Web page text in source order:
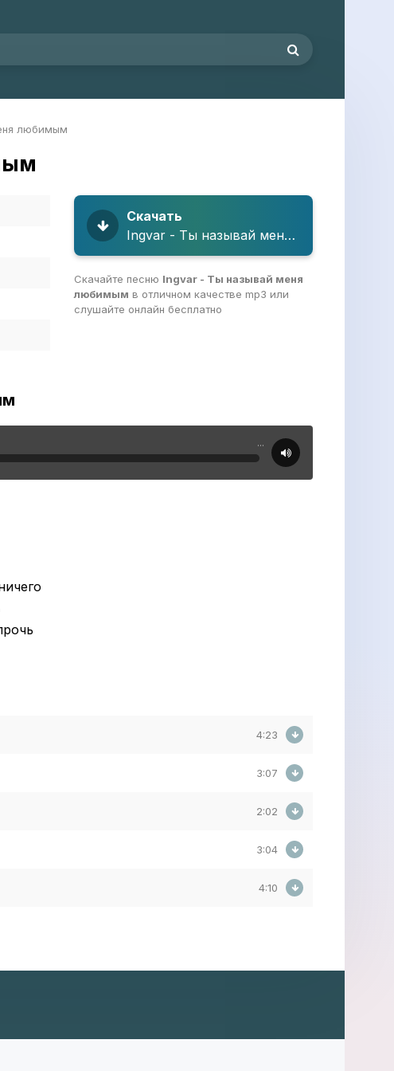
любимым
Скачать
Ingvar - Ты называй меня любимым
Скачайте песню Ingvar - Ты называй меня
любимым в отличном качестве mp3 или
слушайте онлайн бесплатно
...
4:23
3:07
2:02
3:04
4:10